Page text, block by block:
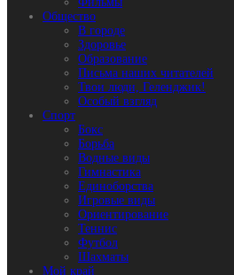
Общество
В городе
Здоровье
Образование
Письма наших читателей
Твои люди, Геленджик!
Особый взгляд
Спорт
Бокс
Борьба
Водные виды
Гимнастика
Единоборства
Игровые виды
Ориентирование
Теннис
Футбол
Шахматы
Мой край